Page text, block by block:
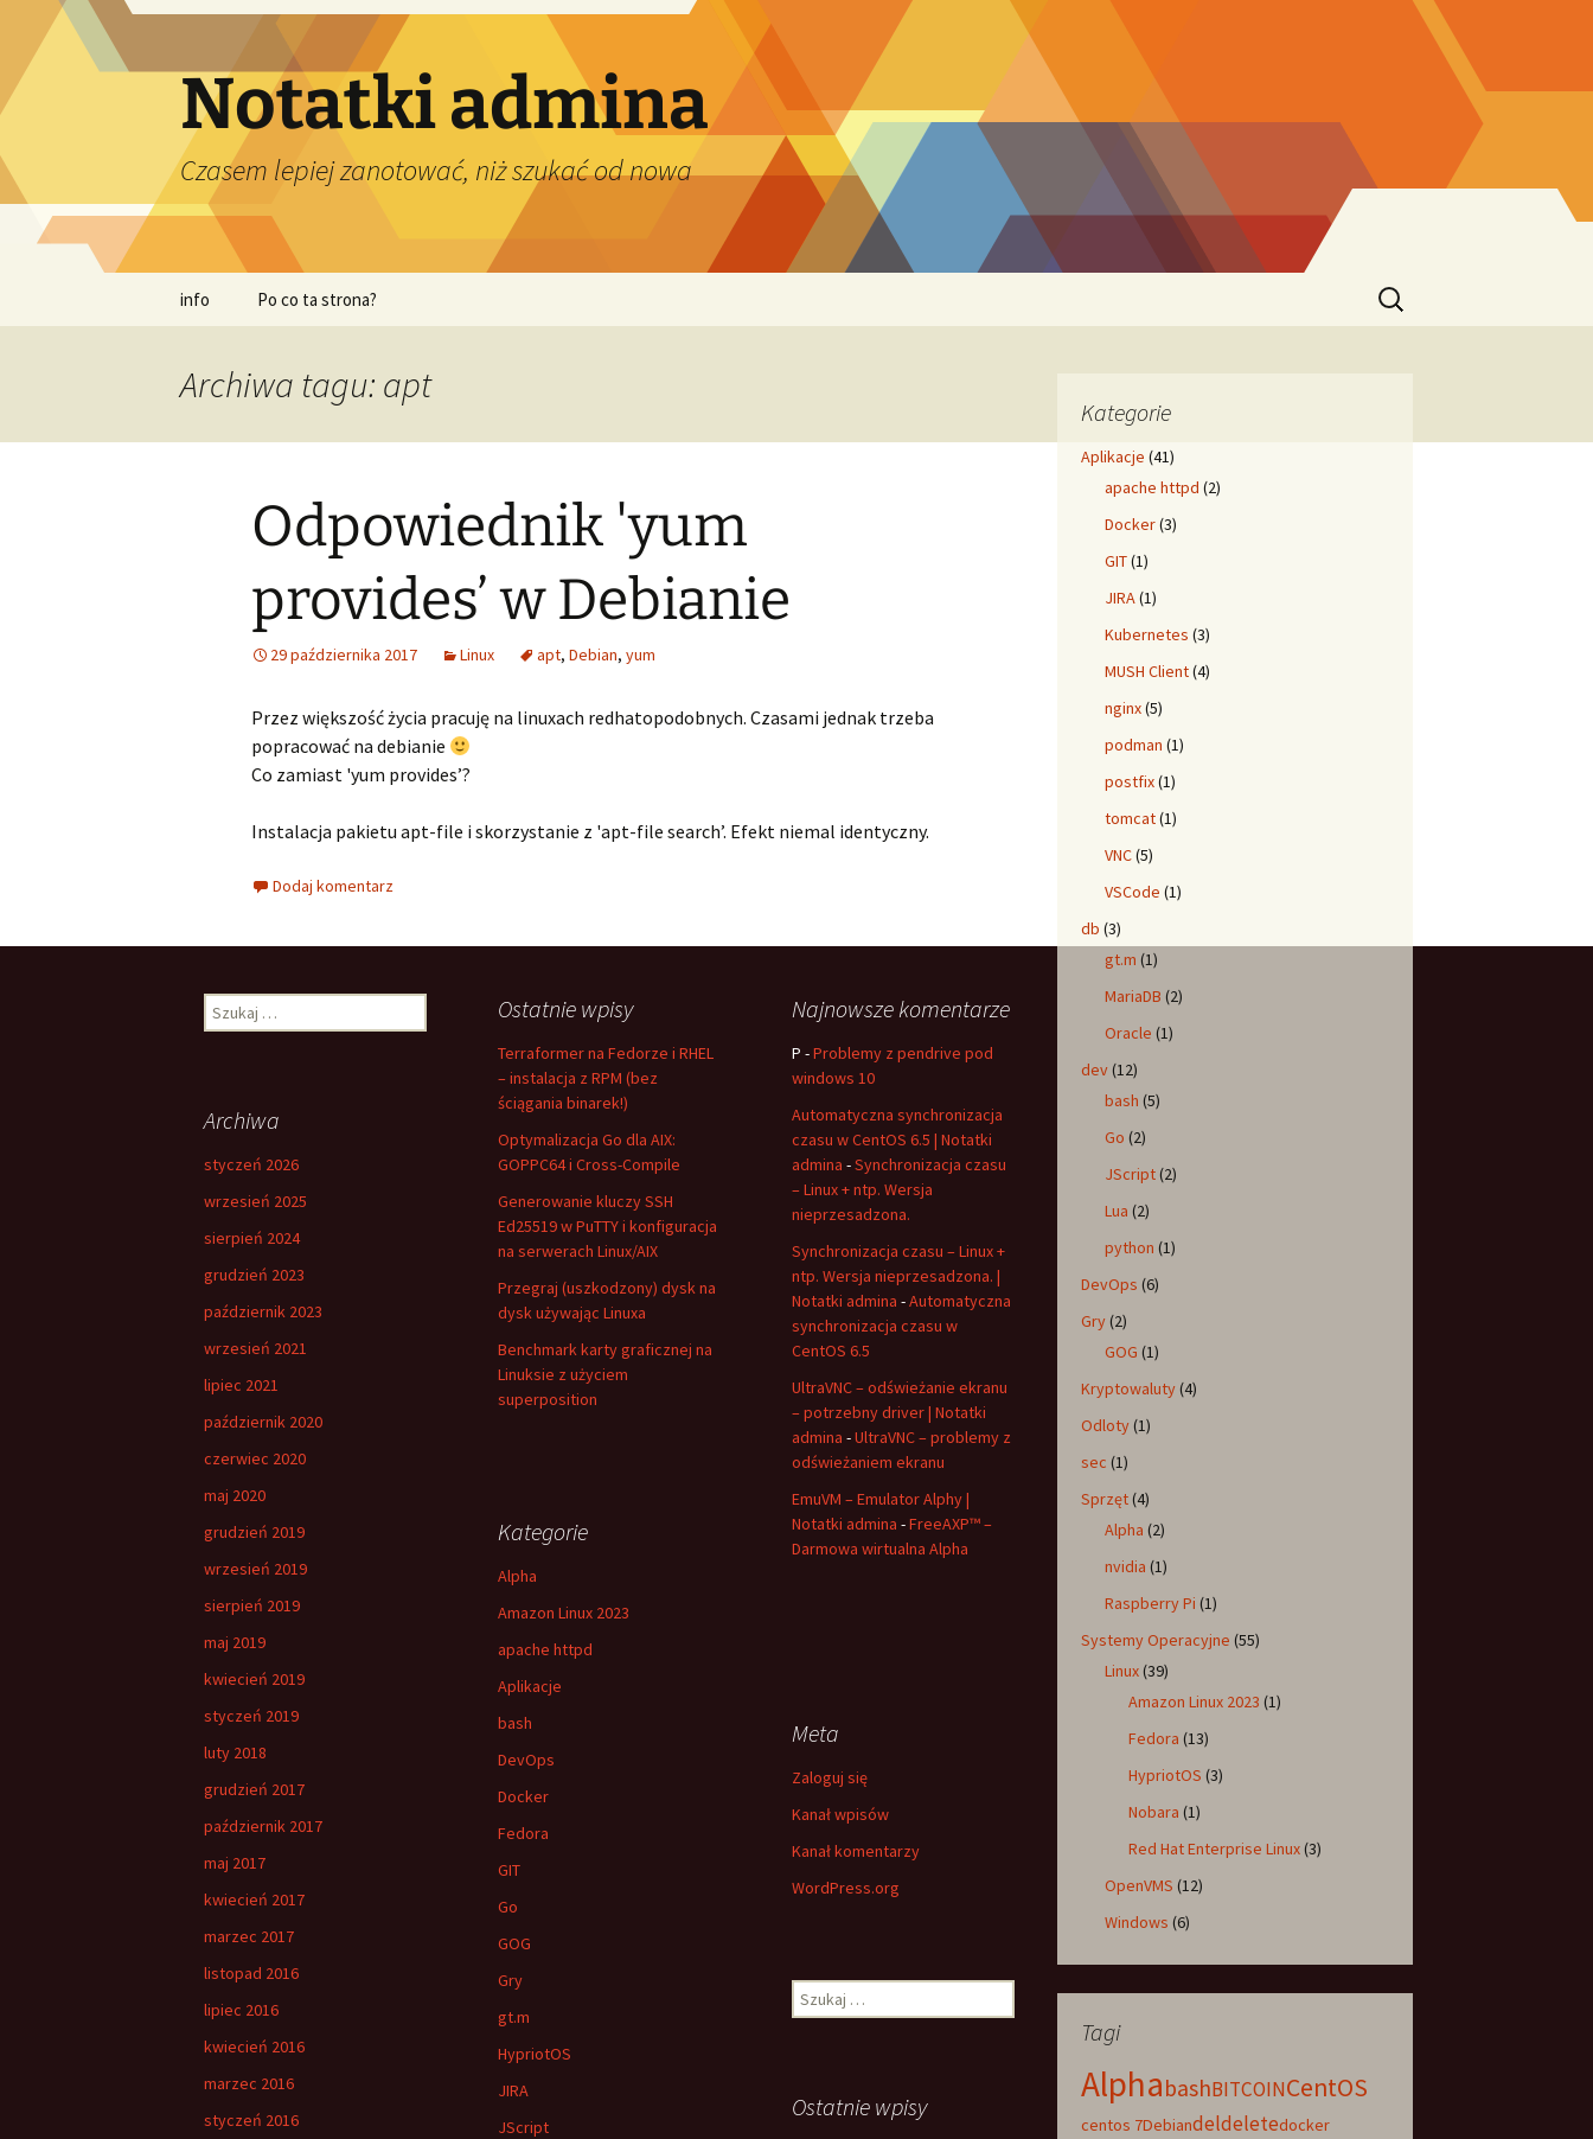
Przejdź
treści
Notatki admina
Czasem lepiej zanotować, niż szukać od nowa
info Po co ta strona?
Szukaj:
Archiwa tagu: apt
Odpowiednik 'yum
provides’ w Debianie
29 października 2017 Linux apt, Debian, yum
Przez większość życia pracuję na linuxach redhatopodobnych. Czasami jednak trzeba
popracować na debianie
Co zamiast 'yum provides’?
Instalacja pakietu apt-file i skorzystanie z 'apt-file search’. Efekt niemal identyczny.
Dodaj komentarz
Kategorie
Aplikacje (41)
apache httpd (2)
Docker(3)
GIT(1)
JIRA(1)
Kubernetes (3)
MUSH Client(4)
nginx(5)
podman (1)
postfix(1)
tomcat(1)
VNC(5)
VSCode (1)
db (3)
gt.m (1)
MariaDB (2)
Oracle (1)
dev(12)
bash (5)
Go (2)
JScript(2)
Lua (2)
python (1)
DevOps (6)
Gry(2)
GOG (1)
Kryptowaluty(4)
Odloty(1)
sec (1)
Sprzęt(4)
Alpha (2)
nvidia (1)
Raspberry Pi (1)
Systemy Operacyjne (55)
Linux(39)
Amazon Linux 2023 (1)
Fedora (13)
HypriotOS (3)
Nobara (1)
Red Hat Enterprise Linux(3)
OpenVMS (12)
Windows (6)
Tagi
AlphabashBITCOINCentOS
centos 7Debiandeldeletedocker
Szukaj: Ostatnie wpisy
Terraformer na Fedorze i RHEL
– instalacja z RPM (bez
ściągania binarek!)
Optymalizacja Go dla AIX:
GOPPC64 i Cross-Compile
Generowanie kluczy SSH
Ed25519 w PuTTY i konfiguracja
na serwerach Linux/AIX
Przegraj (uszkodzony) dysk na
dysk używając Linuxa
Benchmark karty graficznej na
Linuksie z użyciem
superposition
Najnowsze komentarze
P -Problemy z pendrive pod
windows 10
Automatyczna synchronizacja
czasu w CentOS 6.5 | Notatki
admina -Synchronizacja czasu
– Linux + ntp. Wersja
nieprzesadzona.
Synchronizacja czasu – Linux +
ntp. Wersja nieprzesadzona. |
Notatki admina -Automatyczna
synchronizacja czasu w
CentOS 6.5
UltraVNC – odświeżanie ekranu
– potrzebny driver | Notatki
admina -UltraVNC – problemy z
odświeżaniem ekranu
EmuVM – Emulator Alphy |
Notatki admina -FreeAXP™ –
Darmowa wirtualna Alpha
Archiwa
styczeń 2026
wrzesień 2025
sierpień 2024
grudzień 2023
październik 2023
wrzesień 2021
lipiec 2021
październik 2020
czerwiec 2020
maj 2020
grudzień 2019
wrzesień 2019
sierpień 2019
maj 2019
kwiecień 2019
styczeń 2019
luty 2018
grudzień 2017
październik 2017
maj 2017
kwiecień 2017
marzec 2017
listopad 2016
lipiec 2016
kwiecień 2016
marzec 2016
styczeń 2016
Kategorie
Alpha
Amazon Linux 2023
apache httpd
Aplikacje
bash
DevOps
Docker
Fedora
GIT
Go
GOG
Gry
gt.m
HypriotOS
JIRA
JScript
Meta
Zaloguj się
Kanał wpisów
Kanał komentarzy
WordPress.org
Szukaj:
Ostatnie wpisy